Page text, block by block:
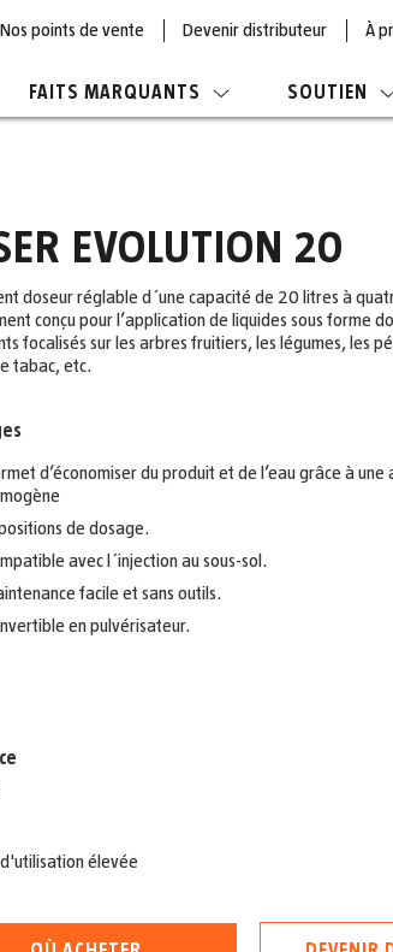
Nos points de vente Devenir distributeur À
FAITS MARQUANTS SOUTIEN
EVOLUTION 20
doseur réglable d´une capacité de 20 litres à
conçu pour l’application de liquides sous forme
focalisés sur les arbres fruitiers, les légumes, les
tabac, etc.
d’économiser du produit et de l’eau grâce à
de dosage.
avec l´injection au sous-sol.
facile et sans outils.
en pulvérisateur.
élevée